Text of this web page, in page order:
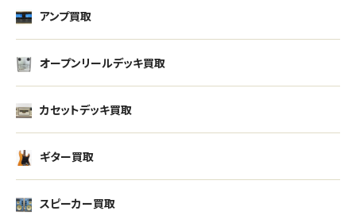
アンプ買取
オープンリールデッキ買取
カセットデッキ買取
ギター買取
スピーカー買取